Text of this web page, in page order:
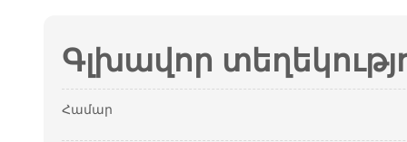
Գլխավոր
Համար